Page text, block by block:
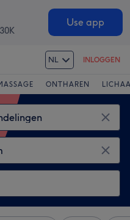
Use app
NL INLOGGEN
ONTHAREN